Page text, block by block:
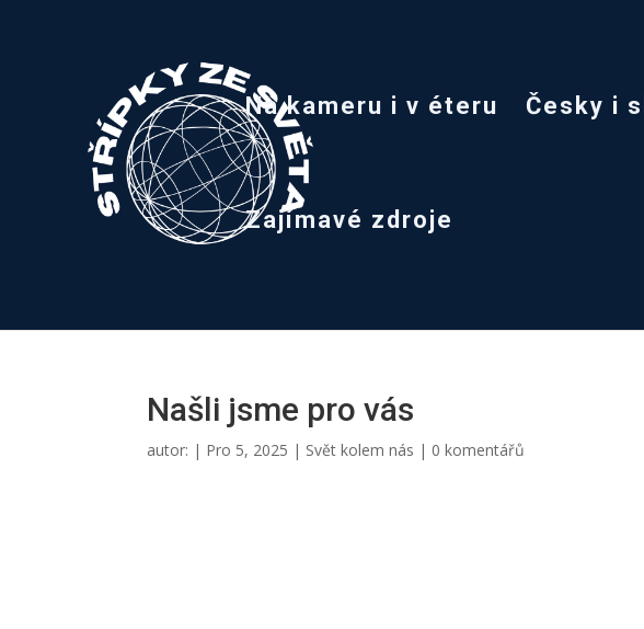
Na kameru i v éteru Česky i
Zajímavé zdroje
Našli jsme pro vás
autor: | Pro 5, 2025 | Svět kolem nás | 0 komentářů